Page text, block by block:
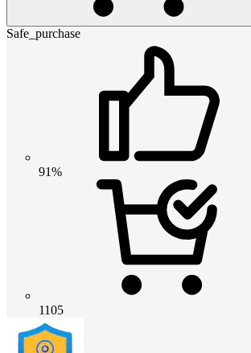
Safe_purchase
91%
1105